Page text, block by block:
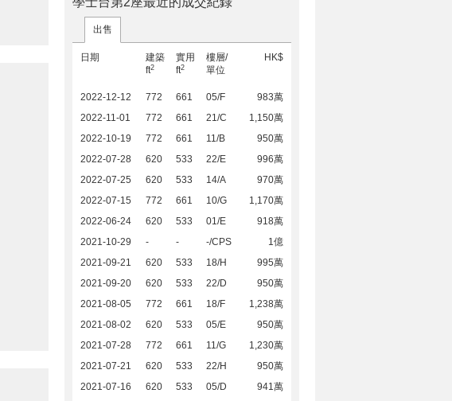
出售
日期
建築
ft2
實用
ft2
樓層/
單位
HK$
2022-12-12 772 661 05/F
983萬
2022-11-01
772 661 21/C
1,150萬
2022-10-19
772 661 11/B
950萬
2022-07-28
620 533 22/E
996萬
2022-07-25
620 533 14/A
970萬
2022-07-15
772 661 10/G
1,170萬
2022-06-24
620 533 01/E
918萬
2021-10-29
- - -/CPS
1億
2021-09-21
620 533 18/H
995萬
2021-09-20
620 533 22/D
950萬
2021-08-05
772 661 18/F
1,238萬
2021-08-02
620 533 05/E
950萬
2021-07-28
772 661 11/G
1,230萬
2021-07-21
620 533 22/H
950萬
2021-07-16
620 533 05/D
941萬